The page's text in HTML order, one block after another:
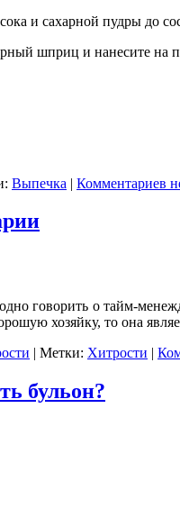
и сахарной пудры до
шприц и нанесите на
Выпечка | Комментариев
говорить о тайм-
хозяйку, то она
| Метки: Хитрости |
бульон?